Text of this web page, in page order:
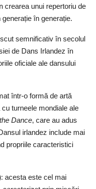
crearea unui repertoriu de
în generație.
semnificativ în secolul
de Dans Irlandez în
oficiale ale dansului
într-o formă de artă
turneele mondiale ale
Dance, care au adus
irlandez include mai
propriile caracteristici
: acesta este cel mai